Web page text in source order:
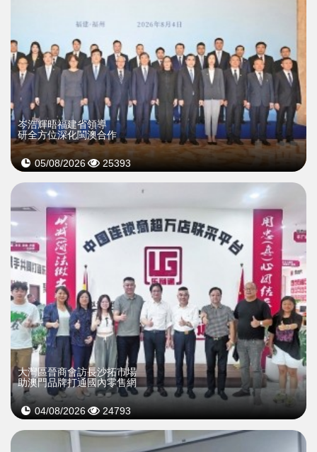
岑浩輝晤福建省領導
研全方位深化閩澳合作
05/08/2026 25393
大灣區晉商會訪長沙拓市場
助澳門品牌打通國內零售網
04/08/2026 24793